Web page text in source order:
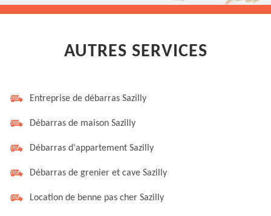
AUTRES SERVICES
Entreprise de débarras Sazilly
Débarras de maison Sazilly
Débarras d'appartement Sazilly
Débarras de grenier et cave Sazilly
Location de benne pas cher Sazilly